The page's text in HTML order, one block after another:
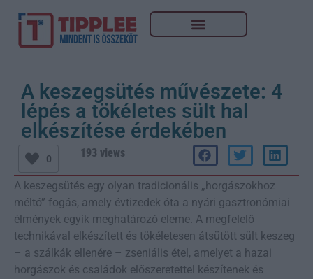
A keszegsütés művészete: 4
lépés a tökéletes sült hal
elkészítése érdekében
0 193 views
A keszegsütés egy olyan tradicionális „horgászokhoz
méltó” fogás, amely évtizedek óta a nyári gasztronómiai
élmények egyik meghatározó eleme. A megfelelő
technikával elkészített és tökéletesen átsütött sült keszeg
– a szálkák ellenére – zseniális étel, amelyet a hazai
horgászok és családok előszeretettel készítenek és